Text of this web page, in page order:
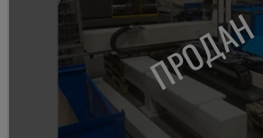
ПРОДАН